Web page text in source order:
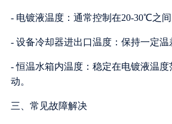
- 电镀液温度：通常控制在20-30℃之间
- 设备冷却器进出口温度：保持一定温
- 恒温水箱内温度：稳定在电镀液温
动。
三、常见故障解决